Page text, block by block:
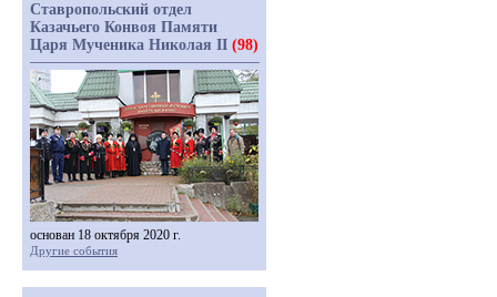
Ставропольский отдел
Казачьего Конвоя Памяти
Царя Мученика Николая II (98)
основан 18 октября 2020 г.
Другие события